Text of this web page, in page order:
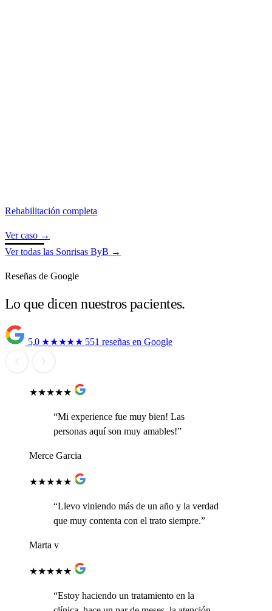
Rehabilitación completa
Ver caso →
Ver todas las Sonrisas ByB →
Reseñas de Google
Lo que dicen nuestros pacientes.
5,0 ★★★★★ 551 reseñas en Google
★★★★★
“Mi experience fue muy bien! Las
personas aquí son muy amables!”
Merce Garcia
★★★★★
“Llevo viniendo más de un año y la verdad
que muy contenta con el trato siempre.”
Marta v
★★★★★
“Estoy haciendo un tratamiento en la